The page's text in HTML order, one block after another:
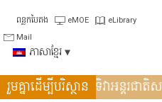
content
ពន្លកបៃតង eMOE
eLibrary
Mail
ភាសាខ្មែរ
រួមគ្នាដើម្បីបរិស្ថាន
ងកិច្ចសហប្រតិបត� ទិវាអន្តរជ